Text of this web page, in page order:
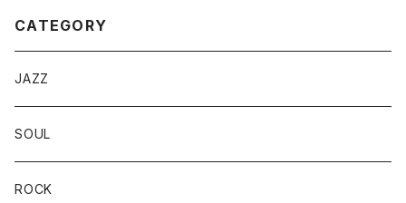
CATEGORY
JAZZ
SOUL
ROCK